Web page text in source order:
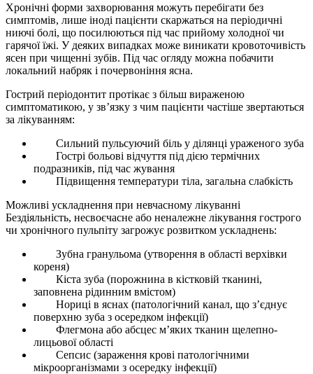
Хронічні форми захворювання можуть перебігати без
симптомів, лише іноді пацієнти скаржаться на періодичні
ниючі болі, що посилюються під час прийому холодної чи
гарячої їжі. У деяких випадках може виникати кровоточивість
ясен при чищенні зубів. Під час огляду можна побачити
локальний набряк і почервоніння ясна.
Гострий періодонтит протікає з більш вираженою
симптоматикою, у зв’язку з чим пацієнти частіше звертаються
за лікуванням:
Сильний пульсуючий біль у ділянці ураженого зуба
Гострі больові відчуття під дією термічних
подразників, під час жування
Підвищення температури тіла, загальна слабкість
Можливі ускладнення при невчасному лікуванні
Бездіяльність, несвоєчасне або неналежне лікування гострого
чи хронічного пульпіту загрожує розвитком ускладнень:
Зубна гранульома (утворення в області верхівки
кореня)
Кіста зуба (порожнина в кістковій тканині,
заповнена рідинним вмістом)
Нориці в яснах (патологічний канал, що з’єднує
поверхню зуба з осередком інфекції)
Флегмона або абсцес м’яких тканин щелепно-
лицьової області
Сепсис (зараження крові патологічними
мікроорганізмами з осередку інфекції)